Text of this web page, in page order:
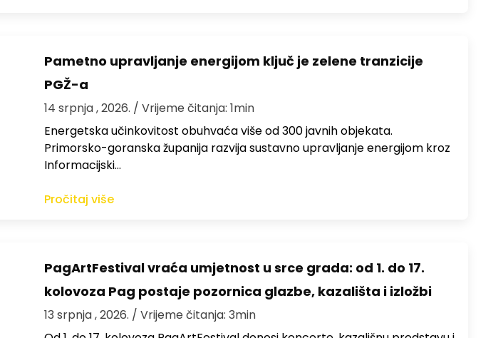
Pametno upravljanje energijom ključ je zelene tranzicije
PGŽ-a
14 srpnja , 2026. / Vrijeme čitanja: 1min
Energetska učinkovitost obuhvaća više od 300 javnih objekata.
Primorsko-goranska županija razvija sustavno upravljanje energijom kroz
Informacijski…
Pročitaj više
PagArtFestival vraća umjetnost u srce grada: od 1. do 17.
kolovoza Pag postaje pozornica glazbe, kazališta i izložbi
13 srpnja , 2026. / Vrijeme čitanja: 3min